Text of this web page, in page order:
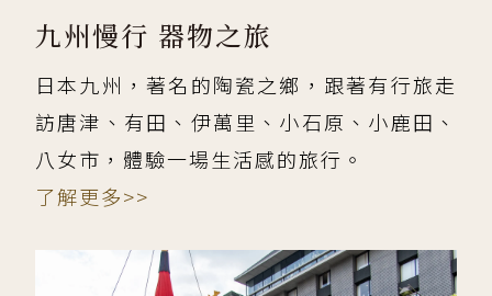
九州慢行 器物之旅
日本九州，著名的陶瓷之鄉，跟著有行旅走
訪唐津、有田、伊萬里、小石原、小鹿田、
八女市，體驗一場生活感的旅行。
了解更多>>